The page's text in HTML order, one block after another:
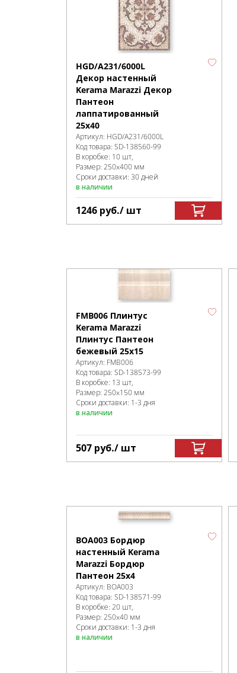
HGD/A231/6000L
Декор настенный
Kerama Marazzi Декор
Пантеон
лаппатированный
25х40
Артикул: HGD/A231/6000L
Код товара: SD-138560-99
В коробке: 10 шт,
Размер: 250x400 мм
Сроки доставки: 30 дней
в наличии
1246 руб./ шт
FMB006 Плинтус
Kerama Marazzi
Плинтус Пантеон
бежевый 25х15
Артикул: FMB006
Код товара: SD-138573-99
В коробке: 13 шт,
Размер: 250x150 мм
Сроки доставки: 1-3 дня
в наличии
507 руб./ шт
BOA003 Бордюр
настенный Kerama
Marazzi Бордюр
Пантеон 25х4
Артикул: BOA003
Код товара: SD-138571-99
В коробке: 20 шт,
Размер: 250x40 мм
Сроки доставки: 1-3 дня
в наличии